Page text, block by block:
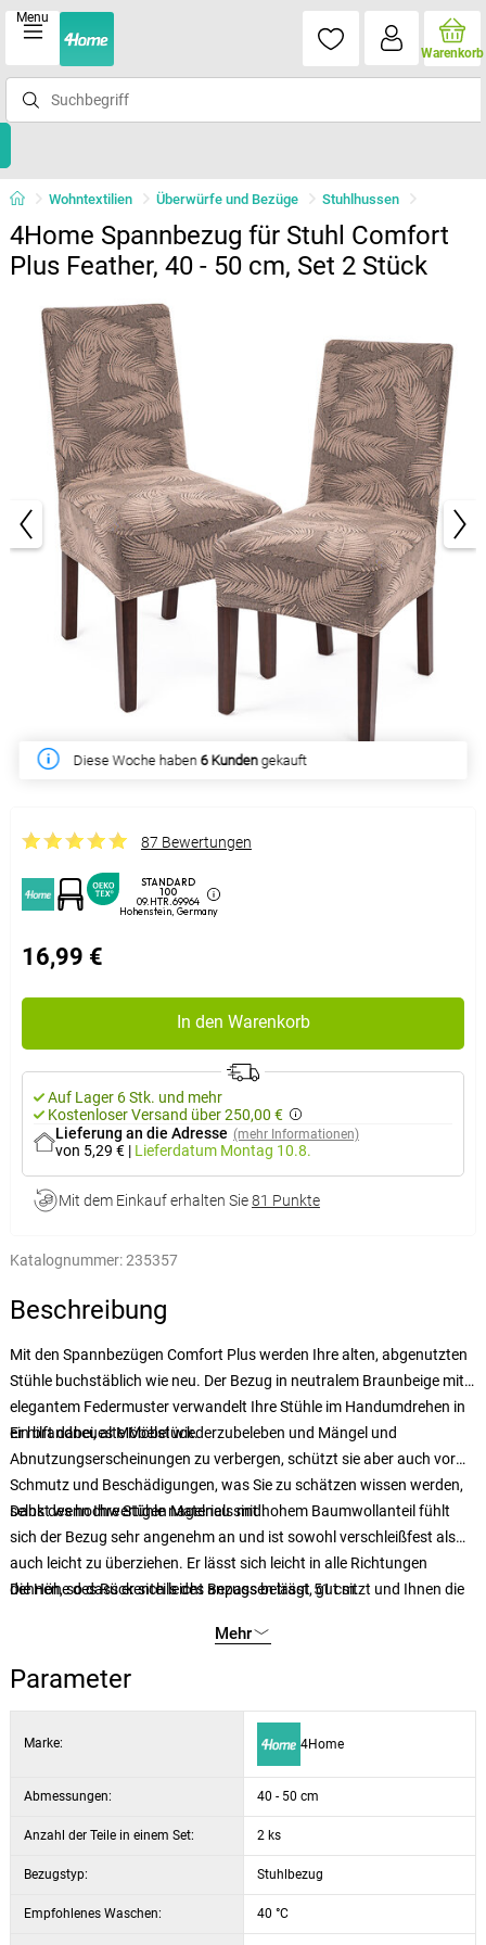
Menu
Warenkorb
Wohntextilien Überwürfe und Bezüge Stuhlhussen
4Home Spannbezug für Stuhl Comfort
Plus Feather, 40 - 50 cm, Set 2 Stück
Diese Woche haben 6 Kundengekauft
87 Bewertungen
STANDARD
100
09.HTR.69964
Hohenstein, Germany
16,99 €
In den Warenkorb
Auf Lager 6 Stk. und mehr
Kostenloser Versand über 250,00 €
Lieferung an die Adresse (mehr Informationen)
von 5,29 € | Lieferdatum Montag 10.8.
Mit dem Einkauf erhalten Sie81 Punkte
Katalognummer:235357
Beschreibung
Mit den Spannbezügen Comfort Plus werden Ihre alten, abgenutzten
Stühle buchstäblich wie neu. Der Bezug in neutralem Braunbeige mit
elegantem Federmuster verwandelt Ihre Stühle im Handumdrehen in
ein brandneues Möbelstück.
Er hilft dabei, alte Möbel wiederzubeleben und Mängel und
Abnutzungserscheinungen zu verbergen, schützt sie aber auch vor
Schmutz und Beschädigungen, was Sie zu schätzen wissen werden,
selbst wenn Ihre Stühle nagelneu sind.
Dank des hochwertigen Materials mit hohem Baumwollanteil fühlt
sich der Bezug sehr angenehm an und ist sowohl verschleißfest als
auch leicht zu überziehen. Er lässt sich leicht in alle Richtungen
dehnen, so dass er sich leicht anpassen lässt, gut sitzt und Ihnen die
Die Höhe des Rückenteils des Bezugs beträgt 51 cm.
Mehr
Parameter
Marke: 4Home
Abmessungen: 40 - 50 cm
Anzahl der Teile in einem Set: 2 ks
Bezugstyp: Stuhlbezug
Empfohlenes Waschen: 40 °C